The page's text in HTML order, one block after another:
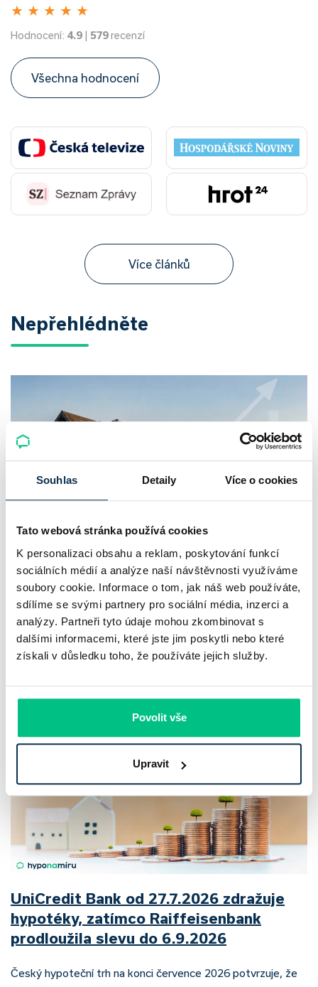
Souhlas Detaily Více o cookies
Tato webová stránka používá cookies
K personalizaci obsahu a reklam, poskytování funkcí
sociálních médií a analýze naší návštěvnosti využíváme
soubory cookie. Informace o tom, jak náš web používáte,
sdílíme se svými partnery pro sociální média, inzerci a
analýzy. Partneři tyto údaje mohou zkombinovat s
dalšími informacemi, které jste jim poskytli nebo které
získali v důsledku toho, že používáte jejich služby.
Povolit vše
Upravit
★ ★ ★ ★ ★
Hodnocení: 4.9 | 579recenzí
Všechna hodnocení
Více článků
Nepřehlédněte
Chaty a chalupy v ČR zdražují, nabídka
klesá a trh zrychluje
Český trh rekreačních nemovitostí letos ukazuje nečekanou
odolnost. Chaty a chalupy podle čerstvých dat za poslední
2 roky zdražily o 21,8 %, zároveň ale výrazně ubylo nabídek
UniCredit Bank od 27.7.2026 zdražuje
hypotéky, zatímco Raiffeisenbank
prodloužila slevu do 6.9.2026
Český hypoteční trh na konci července 2026 potvrzuje, že